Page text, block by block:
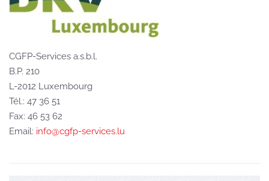
CGFP-Services a.s.b.l.
B.P. 210
L-2012 Luxembourg
Tél.: 47 36 51
Fax: 46 53 62
Email: info@cgfp-services.lu